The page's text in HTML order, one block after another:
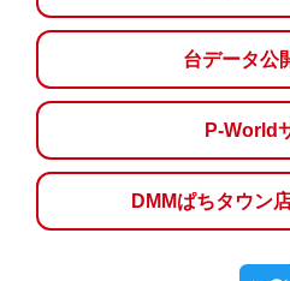
台データ公
P-World
DMMぱちタウン